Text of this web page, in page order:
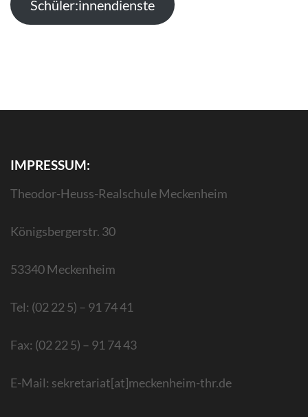
Schüler:innendienste
IMPRESSUM:
Theodor-Heuss-Realschule Meckenheim
Königsbergerstr. 30
53340 Meckenheim
Tel: (02 22 5) – 91 74 41
Fax: (02 22 5) – 91 74 43
E-Mail: sekretariat[at]meckenheim-thr.de